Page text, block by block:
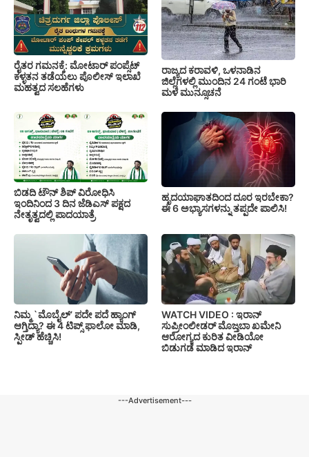
ರೈತರ ಗಮನಕ್ಕೆ: ಮೋಟಾರ್ ಪಂಪ್ಸೆಟ್
ಕಳ್ಳತನ ತಡೆಯಲು ಪೊಲೀಸ್ ಇಲಾಖೆ
ಮಹತ್ವದ ಸಲಹೆಗಳು
ರಾಜ್ಯದ ಕರಾವಳಿ, ಒಳನಾಡಿನ
ಜಿಲ್ಲೆಗಳಲ್ಲಿ ಮುಂದಿನ 24 ಗಂಟೆ ಭಾರಿ
ಮಳೆ ಮುನ್ಸೂಚನೆ
ಬಿಡದಿ ಟೌನ್ ಶಿಪ್ ವಿರೋಧಿಸಿ
ಇಂದಿನಿಂದ 3 ದಿನ ಜೆಡಿಎಸ್ ಪಕ್ಷದ
ನೇತೃತ್ವದಲ್ಲಿ ಪಾದಯಾತ್ರೆ
ಹೃದಯಾಘಾತದಿಂದ ದೂರ ಇರಬೇಕಾ?
ಈ 6 ಅಭ್ಯಾಸಗಳನ್ನು ತಪ್ಪದೇ ಪಾಲಿಸಿ!
ನಿಮ್ಮ `ಮೊಬೈಲ್’ ಪದೇ ಪದೆ ಹ್ಯಾಂಗ್
ಆಗ್ತಿದ್ಯಾ? ಈ 4 ಟಿಪ್ಸ್ ಫಾಲೋ ಮಾಡಿ,
ಸ್ಪೀಡ್ ಹೆಚ್ಚಿಸಿ!
WATCH VIDEO : ಇರಾನ್
ಸುಪ್ರೀಂಲೀಡರ್ ಮೊಜ್ತಬಾ ಖಮೇನಿ
ಆರೋಗ್ಯದ ಕುರಿತ ವೀಡಿಯೋ
ಬಿಡುಗಡೆ ಮಾಡಿದ ಇರಾನ್
---Advertisement---